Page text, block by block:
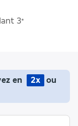
3*
en 2x
ou